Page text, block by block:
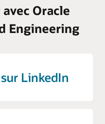
Oracle
Engineering
LinkedIn